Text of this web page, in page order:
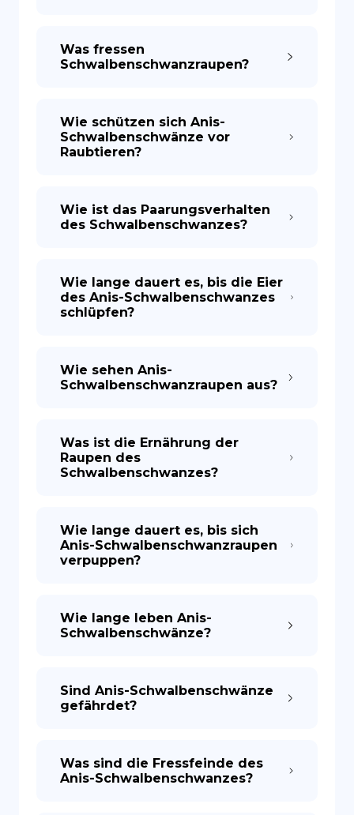
Was fressen
Schwalbenschwanzraupen?
Wie schützen sich Anis-
Schwalbenschwänze vor
Raubtieren?
Wie ist das Paarungsverhalten
des Schwalbenschwanzes?
Wie lange dauert es, bis die Eier
des Anis-Schwalbenschwanzes
schlüpfen?
Wie sehen Anis-
Schwalbenschwanzraupen aus?
Was ist die Ernährung der
Raupen des
Schwalbenschwanzes?
Wie lange dauert es, bis sich
Anis-Schwalbenschwanzraupen
verpuppen?
Wie lange leben Anis-
Schwalbenschwänze?
Sind Anis-Schwalbenschwänze
gefährdet?
Was sind die Fressfeinde des
Anis-Schwalbenschwanzes?